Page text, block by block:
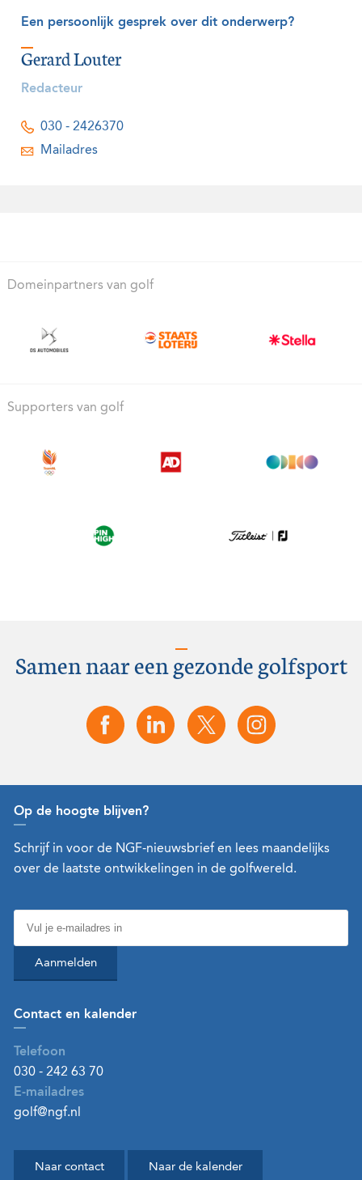
Een persoonlijk gesprek over dit onderwerp?
Gerard Louter
Redacteur
030 - 2426370
Mailadres
Domeinpartners van golf
Supporters van golf
Samen naar een gezonde golfsport
Op de hoogte blijven?
Schrijf in voor de NGF-nieuwsbrief en lees maandelijks
over de laatste ontwikkelingen in de golfwereld.
Aanmelden
Contact en kalender
Telefoon
030 - 242 63 70
E-mailadres
golf@ngf.nl
Naar contact Naar de kalender